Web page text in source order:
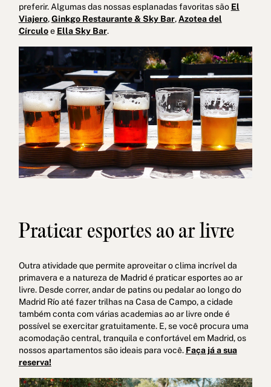
preferir. Algumas das nossas esplanadas favoritas são El
Viajero,Ginkgo Restaurante & Sky Bar, Azotea del
Círculoe Ella Sky Bar.
Praticar esportes ao ar livre
Outra atividade que permite aproveitar o clima incrível da
primavera e a natureza de Madrid é praticar esportes ao ar
livre. Desde correr, andar de patins ou pedalar ao longo do
Madrid Río até fazer trilhas na Casa de Campo, a cidade
também conta com várias academias ao ar livre onde é
possível se exercitar gratuitamente. E, se você procura uma
acomodação central, tranquila e confortável em Madrid, os
nossos apartamentos são ideais para você. Faça já a sua
reserva!